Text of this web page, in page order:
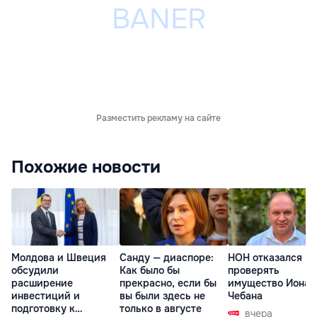
Разместить рекламу на сайте
Похожие новости
Молдова и Швеция
обсудили
расширение
инвестиций и
подготовку к
Санду — диаспоре:
Как было бы
прекрасно, если бы
вы были здесь не
только в августе
НОН отказался
проверять
имущество Иона
Чебана
вчера